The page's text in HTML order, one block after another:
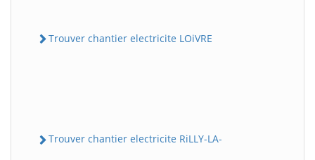
Trouver chantier electricite LOiVRE
Trouver chantier electricite RiLLY-LA-